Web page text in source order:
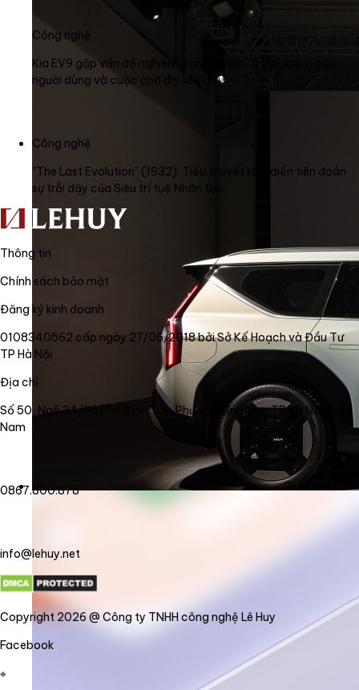
Công nghệ
Kia EV9 gặp vấn đề nghiêm trọng về pin: Trải nghiệm của
người dùng và cuộc chờ đợi kéo dài
Công nghệ
"The Last Evolution" (1932): Tiểu thuyết kinh điển tiên đoán
sự trỗi dậy của Siêu trí tuệ Nhân tạo
Thông tin
Chính sách bảo mật
Đăng ký kinh doanh
0108340562 cấp ngày 27/06/2018 bởi Sở Kế Hoạch và Đầu Tư
TP Hà Nội
Địa chỉ
Số 50, Ngõ 34/56 Phố Vĩnh Tuy, Phường Vĩnh Tuy, TP Hà Nội, Việt
Nam
0867.800.878
info@lehuy.net
Copyright 2026 @ Công ty TNHH công nghệ Lê Huy
Facebook